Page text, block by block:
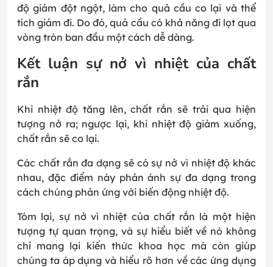
độ giảm đột ngột, làm cho quả cầu co lại và thể
tích giảm đi. Do đó, quả cầu có khả năng đi lọt qua
vòng tròn ban đầu một cách dễ dàng.
Kết luận sự nở vì nhiệt của chất
rắn
Khi nhiệt độ tăng lên, chất rắn sẽ trải qua hiện
tượng nở ra; ngược lại, khi nhiệt độ giảm xuống,
chất rắn sẽ co lại.
Các chất rắn đa dạng sẽ có sự nở vì nhiệt độ khác
nhau, đặc điểm này phản ánh sự đa dạng trong
cách chúng phản ứng với biến động nhiệt độ.
Tóm lại, sự nở vì nhiệt của chất rắn là một hiện
tượng tự quan trọng, và sự hiểu biết về nó không
chỉ mang lại kiến thức khoa học mà còn giúp
chúng ta áp dụng và hiểu rõ hơn về các ứng dụng